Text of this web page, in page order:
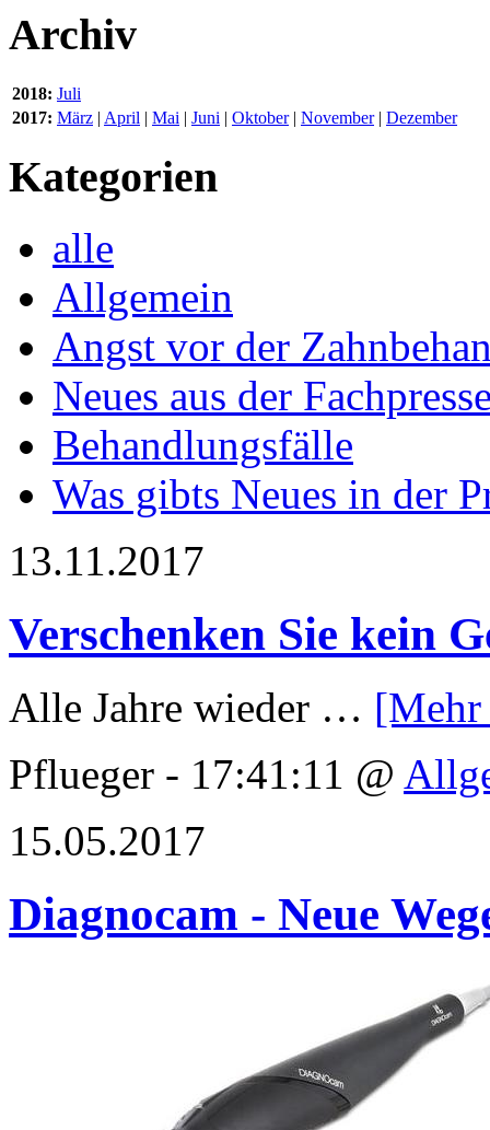
Archiv
2018: Juli
2017: März | April | Mai | Juni | Oktober| November| Dezember
Kategorien
alle
Allgemein
Angst vor der
Neues aus der
Behandlungsfälle
Was gibts Neues in der
13.11.2017
Verschenken Sie kein
Alle Jahre wieder …
Pflueger - 17:41:11 @
15.05.2017
Diagnocam - Neue